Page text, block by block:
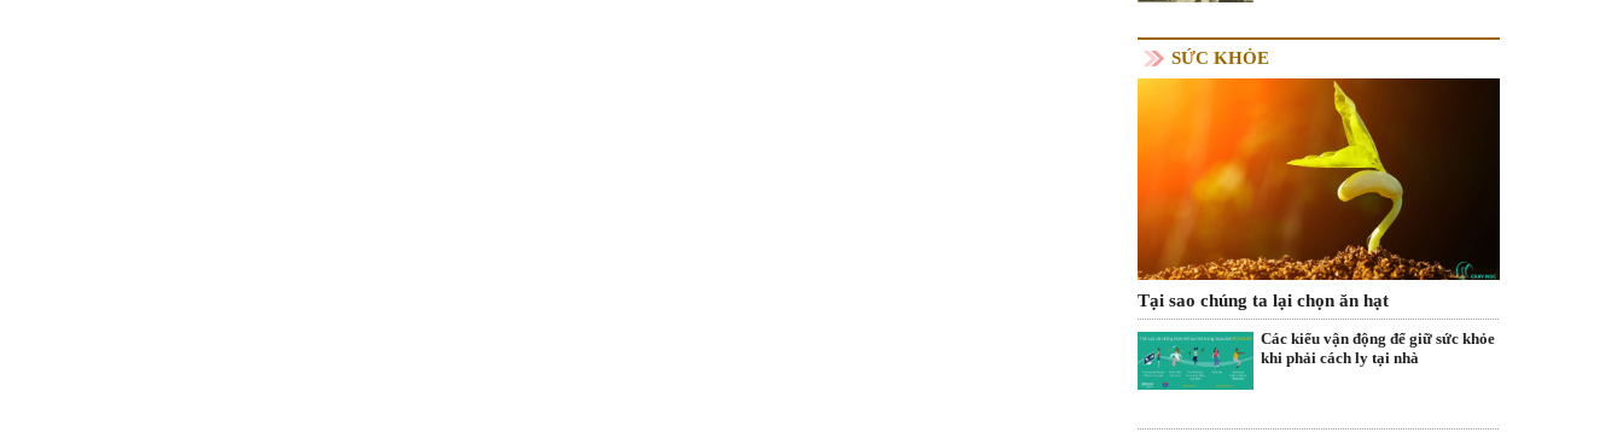
SỨC KHỎE
Tại sao chúng ta lại chọn ăn hạt
Các kiểu vận động để giữ sức khỏe
khi phải cách ly tại nhà